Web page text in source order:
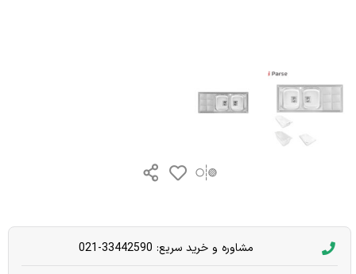
مشاوره و خرید سریع: 33442590-021